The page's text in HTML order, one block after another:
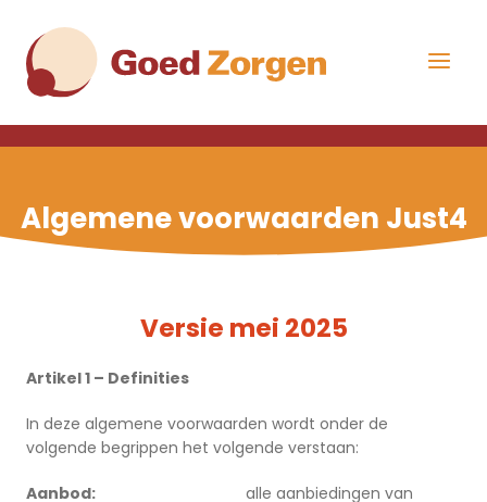
naar
gaan
hoofdnavigatie
Menu
Algemene voorwaarden Just4
Versie mei 2025
Artikel 1 – Definities
In deze algemene voorwaarden wordt onder de
volgende begrippen het volgende verstaan:
Aanbod: alle aanbiedingen van